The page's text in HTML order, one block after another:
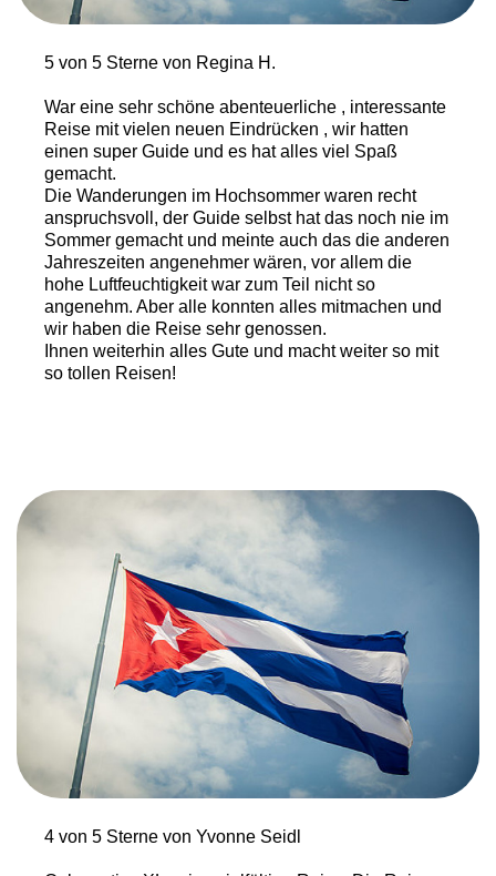
Suchergebnis
gelangen.
von
Touchgeräten
können
und
Streichgesten
verwenden.
5 von 5 Sterne von Regina H.
War eine sehr schöne abenteuerliche , interessante
Reise mit vielen neuen Eindrücken , wir hatten
einen super Guide und es hat alles viel Spaß
gemacht.
Die Wanderungen im Hochsommer waren recht
anspruchsvoll, der Guide selbst hat das noch nie im
Sommer gemacht und meinte auch das die anderen
Jahreszeiten angenehmer wären, vor allem die
hohe Luftfeuchtigkeit war zum Teil nicht so
angenehm. Aber alle konnten alles mitmachen und
wir haben die Reise sehr genossen.
Ihnen weiterhin alles Gute und macht weiter so mit
so tollen Reisen!
4 von 5 Sterne von Yvonne Seidl